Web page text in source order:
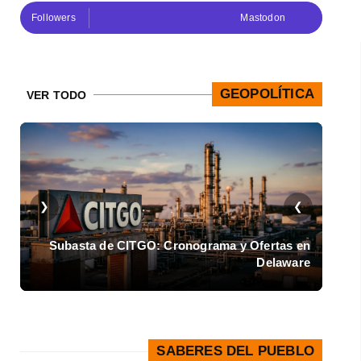
Mastodon
Followers
GEOPOLÍTICA
VER TODO
❮
Subasta de CITGO: Cronograma y Ofertas en
Delaware
❯
SABERES DEL PUEBLO